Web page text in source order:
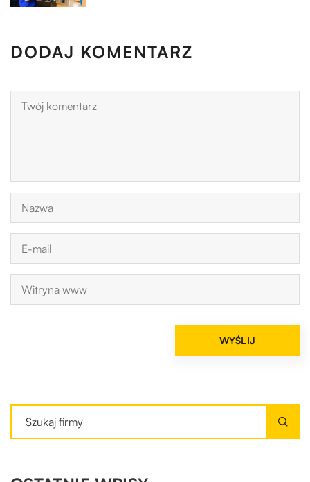
DODAJ KOMENTARZ